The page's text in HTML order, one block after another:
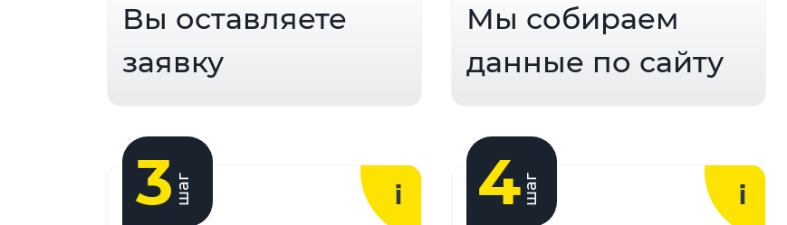
Вы оставляете
заявку
Мы собираем
данные по сайту
3 шаг 4шаг